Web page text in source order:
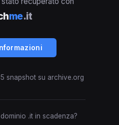
me.it
snapshot su archive.org
.it in scadenza?